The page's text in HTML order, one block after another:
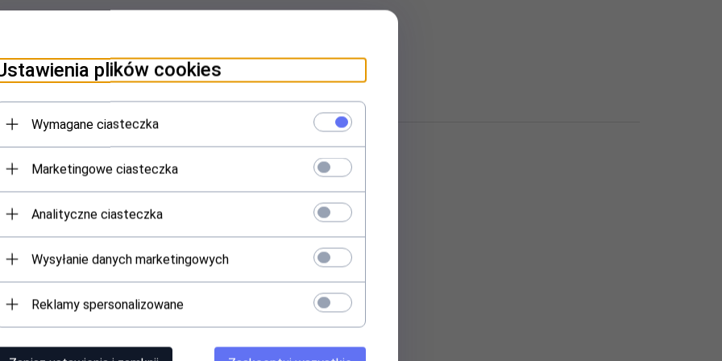
KLIENTÓW
plików cookies
Wymagane ciasteczka
Marketingowe ciasteczka
Analityczne ciasteczka
Wysyłanie danych marketingowych
Reklamy spersonalizowane